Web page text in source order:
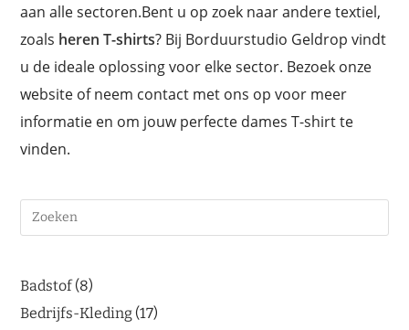
aan alle sectoren.Bent u op zoek naar andere textiel,
zoals heren T-shirts? Bij Borduurstudio Geldrop vindt
u de ideale oplossing voor elke sector. Bezoek onze
website of neem contact met ons op voor meer
informatie en om jouw perfecte dames T-shirt te
vinden.
Badstof 8
Bedrijfs-Kleding 17